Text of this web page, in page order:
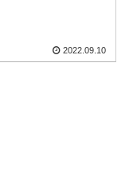
2022.09.10